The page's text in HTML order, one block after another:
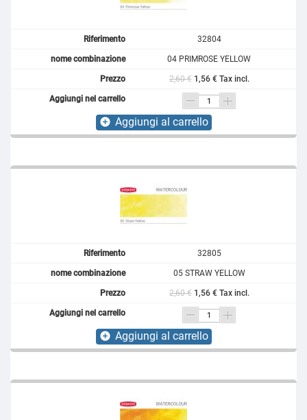
32804
04 PRIMROSE YELLOW
2,60 € 1,56 € Tax incl.
add_circle Aggiungi al carrello
32805
05 STRAW YELLOW
2,60 € 1,56 € Tax incl.
add_circle Aggiungi al carrello